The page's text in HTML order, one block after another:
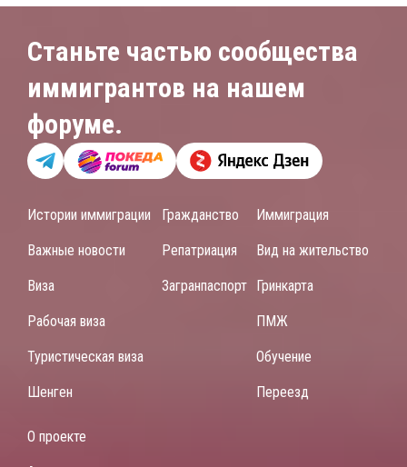
Станьте частью сообщества
иммигрантов на нашем
форуме.
Истории иммиграции
Важные новости
Виза
Рабочая виза
Туристическая виза
Шенген
Гражданство
Репатриация
Загранпаспорт
Иммиграция
Вид на жительство
Гринкарта
ПМЖ
Обучение
Переезд
О проекте